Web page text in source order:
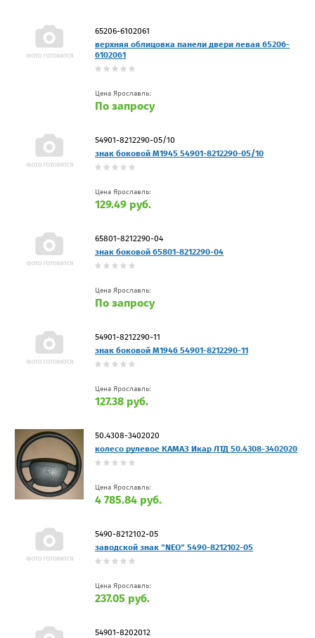
65206-6102061
верхняя облицовка панели двери левая 65206-
6102061
Цена Ярославль:
По запросу
54901-8212290-05/10
знак боковой М1945 54901-8212290-05/10
Цена Ярославль:
129.49 руб.
65801-8212290-04
знак боковой 65801-8212290-04
Цена Ярославль:
По запросу
54901-8212290-11
знак боковой М1946 54901-8212290-11
Цена Ярославль:
127.38 руб.
50.4308-3402020
колесо рулевое КАМАЗ Икар ЛТД 50.4308-3402020
Цена Ярославль:
4 785.84 руб.
5490-8212102-05
заводской знак "NEO" 5490-8212102-05
Цена Ярославль:
237.05 руб.
54901-8202012